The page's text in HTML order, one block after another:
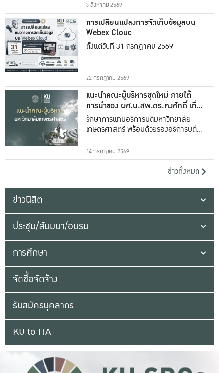
3 สิงหาคม 2569
การเปลี่ยนแปลงการจัดเก็บข้อมูลบน
Webex Cloud
ตั้งแต่วันที่ 31 กรกฎาคม 2569
22 กรกฎาคม 2569
แนะนำคณะผู้บริหารชุดใหม่ ภายใต้
การนำของ ผศ.น.สพ.ดร.คงศักดิ์ เที่ยง
ธรรม
รักษาการแทนอธิการบดีมหาวิทยาลัย
เกษตรศาสตร์ พร้อมด้วยรองอธิการบดีทั้ง
14 กรกฎาคม 2569
ข่าวทั้งหมด
ข่าวนิสิต
ประชุม/สัมมนา/อบรม
การศึกษา
จัดซื้อจัดจ้าง
รับสมัครบุคลากร
KU to ITA